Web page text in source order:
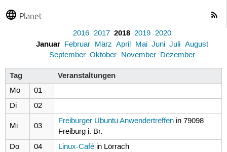
Planet
2016 2017 2018 2019 2020
Januar Februar März April Mai Juni Juli August
September Oktober November Dezember
Tag Veranstaltungen
Mo
01
Di
02
Mi 03
Freiburger Ubuntu Anwendertreffen in 79098
Freiburg i. Br.
Do
04 Linux-Café in Lörrach